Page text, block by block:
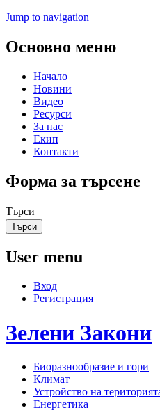
Jump to navigation
Основно меню
Начало
Новини
Видео
Ресурси
За нас
Екип
Контакти
Форма за търсене
Търси
User menu
Вход
Регистрация
Зелени Закони
Биоразнообразие и гори
Климат
Устройство на
Енергетика